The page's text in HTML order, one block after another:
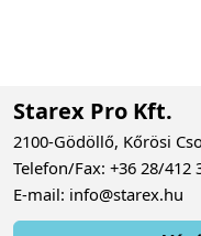
Starex Pro Kft.
2100-Gödöllő, Kőrösi
Telefon/Fax: +36 28/412
E-mail: info@starex.hu